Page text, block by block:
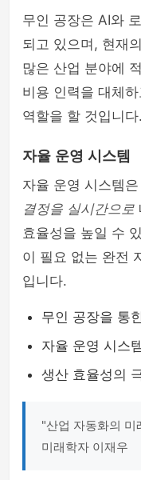
무인 공장은 AI와
되고 있으며, 현재
많은 산업 분야에
비용 인력을 대체
역할을 할 것입니다.
자율 운영 시스템
자율 운영 시스템
결정을 실시간으로
효율성을 높일 수
이 필요 없는 완전
입니다.
무인 공장을 통
자율 운영 시스
생산 효율성의
"산업 자동화의
미래학자 이재우